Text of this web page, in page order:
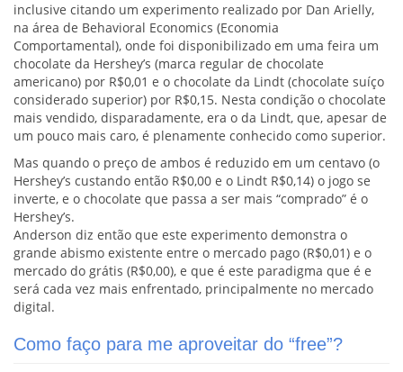
inclusive citando um experimento realizado por Dan Arielly,
na área de Behavioral Economics (Economia
Comportamental), onde foi disponibilizado em uma feira um
chocolate da Hershey’s (marca regular de chocolate
americano) por R$0,01 e o chocolate da Lindt (chocolate suíço
considerado superior) por R$0,15. Nesta condição o chocolate
mais vendido, disparadamente, era o da Lindt, que, apesar de
um pouco mais caro, é plenamente conhecido como superior.
Mas quando o preço de ambos é reduzido em um centavo (o
Hershey’s custando então R$0,00 e o Lindt R$0,14) o jogo se
inverte, e o chocolate que passa a ser mais “comprado” é o
Hershey’s.
Anderson diz então que este experimento demonstra o
grande abismo existente entre o mercado pago (R$0,01) e o
mercado do grátis (R$0,00), e que é este paradigma que é e
será cada vez mais enfrentado, principalmente no mercado
digital.
Como faço para me aproveitar do “free”?